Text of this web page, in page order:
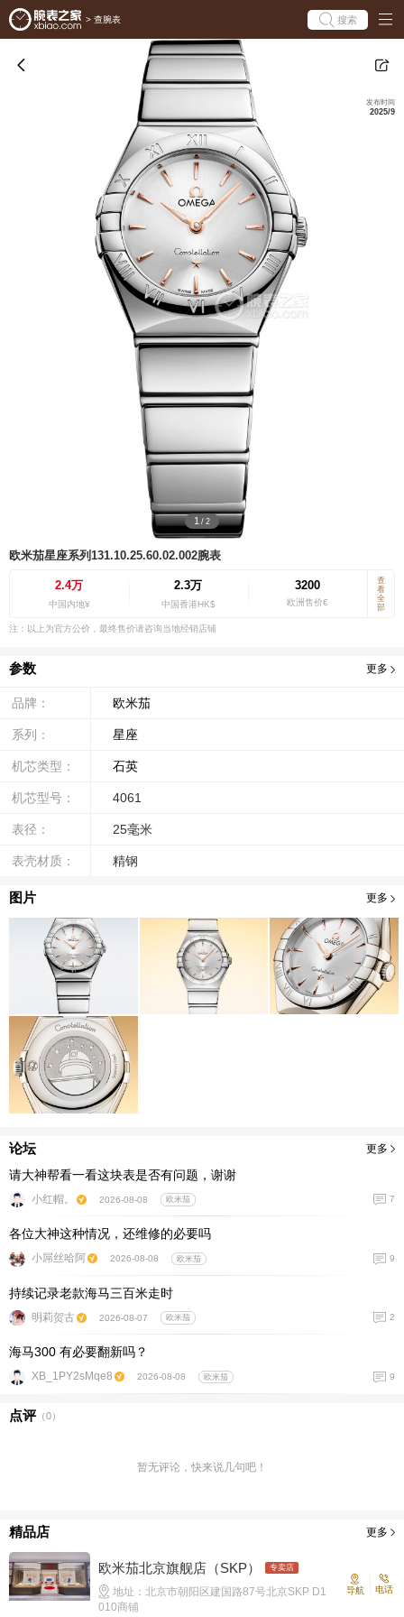
> 查腕表 搜索
1 / 2
发布时间
2025/9
欧米茄星座系列131.10.25.60.02.002腕表
2.4万
中国内地¥
2.3万
中国香港HK$
3200
欧洲售价€
查
看
全
部
注：以上为官方公价，最终售价请咨询当地经销店铺
参数 更多
品牌： 欧米茄
系列： 星座
机芯类型： 石英
机芯型号： 4061
表径： 25毫米
表壳材质： 精钢
图片 更多
论坛 更多
请大神帮看一看这块表是否有问题，谢谢
小红帽。 2026-08-08 欧米茄 7
各位大神这种情况，还维修的必要吗
小屌丝哈阿 2026-08-08 欧米茄 9
持续记录老款海马三百米走时
明莉贺古 2026-08-07 欧米茄 2
海马300 有必要翻新吗？
XB_1PY2sMqe8 2026-08-08 欧米茄 9
点评（0）
暂无评论，快来说几句吧！
精品店 更多
欧米茄北京旗舰店（SKP） 专卖店
地址：北京市朝阳区建国路87号北京SKP D1
010商铺
导航 电话